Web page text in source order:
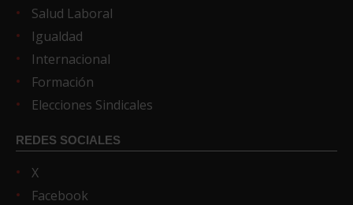
Salud Laboral
Igualdad
Internacional
Formación
Elecciones Sindicales
REDES SOCIALES
X
Facebook